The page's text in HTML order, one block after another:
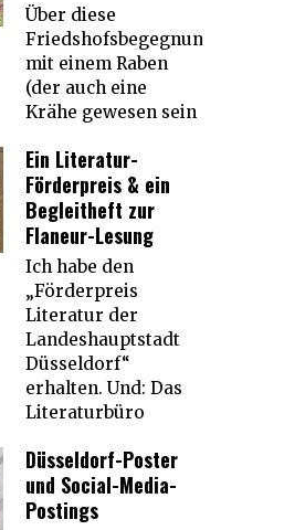
Über diese
Friedshofsbegegnung
mit einem Raben
(der auch eine
Krähe gewesen sein
Ein Literatur-
Förderpreis & ein
Begleitheft zur
Flaneur-Lesung
Ich habe den
„Förderpreis
Literatur der
Landeshauptstadt
Düsseldorf“
erhalten. Und: Das
Literaturbüro
Düsseldorf-Poster
und Social-Media-
Postings